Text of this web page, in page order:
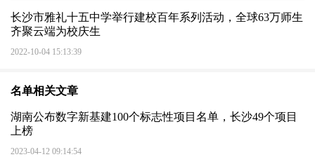
长沙市雅礼十五中学举行建校百年系列活动，全球63万师生
齐聚云端为校庆生
2022-10-04 15:13:39
名单相关文章
湖南公布数字新基建100个标志性项目名单，长沙49个项目
上榜
2023-04-12 09:14:54